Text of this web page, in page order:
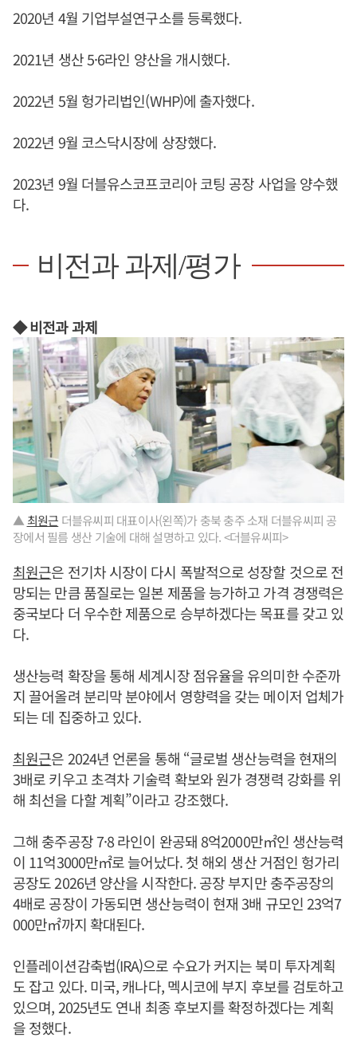
2020년 4월 기업부설연구소를 등록했다.
2021년 생산 5·6라인 양산을 개시했다.
2022년 5월 헝가리법인(WHP)에 출자했다.
2022년 9월 코스닥시장에 상장했다.
2023년 9월 더블유스코프코리아 코팅 공장 사업을 양수했
다.
비전과 과제/평가
◆ 비전과 과제
▲ 최원근 더블유씨피 대표이사(왼쪽)가 충북 충주 소재 더블유씨피 공
장에서 필름 생산 기술에 대해 설명하고 있다. <더블유씨피>
최원근은 전기차 시장이 다시 폭발적으로 성장할 것으로 전
망되는 만큼 품질로는 일본 제품을 능가하고 가격 경쟁력은
중국보다 더 우수한 제품으로 승부하겠다는 목표를 갖고 있
다.
생산능력 확장을 통해 세계시장 점유율을 유의미한 수준까
지 끌어올려 분리막 분야에서 영향력을 갖는 메이저 업체가
되는 데 집중하고 있다.
최원근은 2024년 언론을 통해 “글로벌 생산능력을 현재의
3배로 키우고 초격차 기술력 확보와 원가 경쟁력 강화를 위
해 최선을 다할 계획”이라고 강조했다.
그해 충주공장 7·8 라인이 완공돼 8억2000만㎡인 생산능력
이 11억3000만㎡로 늘어났다. 첫 해외 생산 거점인 헝가리
공장도 2026년 양산을 시작한다. 공장 부지만 충주공장의
4배로 공장이 가동되면 생산능력이 현재 3배 규모인 23억7
000만㎡까지 확대된다.
인플레이션감축법(IRA)으로 수요가 커지는 북미 투자계획
도 잡고 있다. 미국, 캐나다, 멕시코에 부지 후보를 검토하고
있으며, 2025년도 연내 최종 후보지를 확정하겠다는 계획
을 정했다.